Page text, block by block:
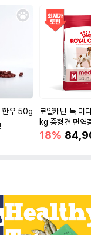
한우 50g
로얄캐닌 독 미
kg 중형견 면역
18%